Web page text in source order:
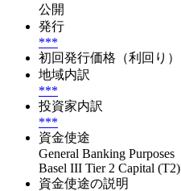
公開
発行
***
初回発行価格（利回り）
地域内訳
***
投資家内訳
***
資金使途
General Banking Purposes
Basel III Tier 2 Capital (T2)
資金使途の説明